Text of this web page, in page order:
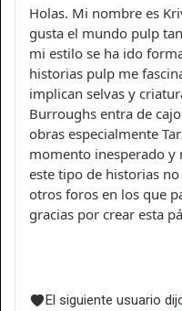
Holas. Mi nombre es
gusta el mundo pulp
mi estilo se ha ido
historias pulp me
implican selvas y
Burroughs entra de
obras especialmente
momento inesperado y
este tipo de historias
otros foros en los que
gracias por crear esta
El siguiente usuario